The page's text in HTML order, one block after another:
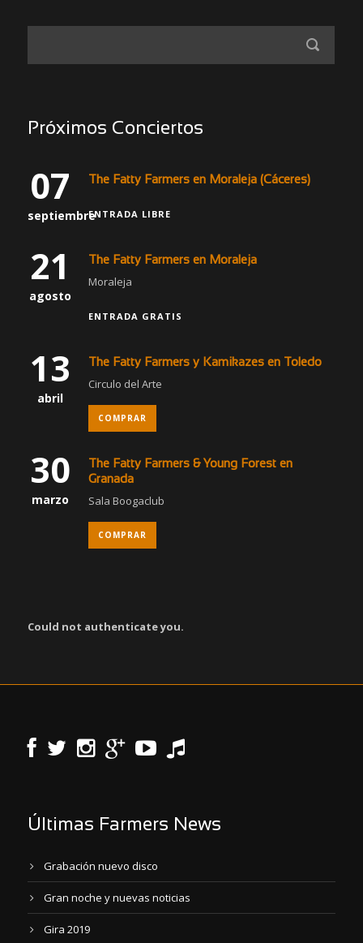
Próximos Conciertos
07
septiembre
The Fatty Farmers en Moraleja (Cáceres)
ENTRADA LIBRE
21
agosto
The Fatty Farmers en Moraleja
Moraleja
ENTRADA GRATIS
13
abril
The Fatty Farmers y Kamikazes en Toledo
Circulo del Arte
COMPRAR
30
marzo
The Fatty Farmers & Young Forest en
Granada
Sala Boogaclub
COMPRAR
Could not authenticate you.
Últimas Farmers News
Grabación nuevo disco
Gran noche y nuevas noticias
Gira 2019